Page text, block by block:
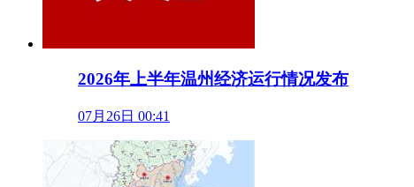
2026年上半年温州经济运行情况发布
07月26日 00:41